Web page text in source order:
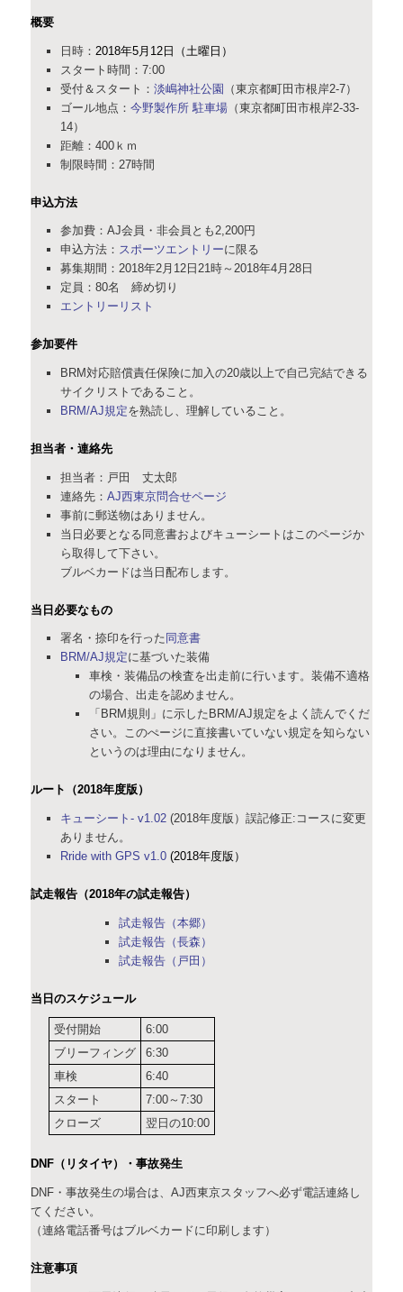
概要
日時： 2018年5月12日（土曜日）
スタート時間：7:00
受付＆スタート： 淡嶋神社公園 （東京都町田市根岸2-7）
ゴール地点： 今野製作所 駐車場（東京都町田市根岸2-33-
14）
距離：400ｋｍ
制限時間：27時間
申込方法
参加費：AJ会員・非会員とも2,200円
申込方法： スポーツエントリーに限る
募集期間：2018年2月12日21時～2018年4月28日
定員：80名 締め切り
エントリーリスト
参加要件
BRM対応賠償責任保険に加入の20歳以上で自己完結できる
サイクリストであること。
BRM/AJ規定を熟読し、理解していること。
担当者・連絡先
担当者：戸田 丈太郎
連絡先： AJ西東京問合せページ
事前に郵送物はありません。
当日必要となる同意書およびキューシートはこのページか
ら取得して下さい。
ブルベカードは当日配布します。
当日必要なもの
署名・捺印を行った 同意書
BRM/AJ規定に基づいた装備
車検・装備品の検査を出走前に行います。装備不適格
の場合、出走を認めません。
「BRM規則」に示したBRM/AJ規定をよく読んでくだ
さい。このぺージに直接書いていない規定を知らない
というのは理由になりません。
ルート（2018年度版）
キューシート- v1.02(2018年度版）誤記修正:コースに変更
ありません。
Rride with GPS v1.0(2018年度版）
試走報告（2018年の試走報告）
試走報告（本郷）
試走報告（長森）
試走報告（戸田）
当日のスケジュール
受付開始
6:00
ブリーフィング
6:30
車検
6:40
スタート
7:00～7:30
クローズ
翌日の10:00
DNF（リタイヤ）・事故発生
DNF・事故発生の場合は、AJ西東京スタッフへ必ず電話連絡し
てください。
（連絡電話番号はブルベカードに印刷します）
注意事項